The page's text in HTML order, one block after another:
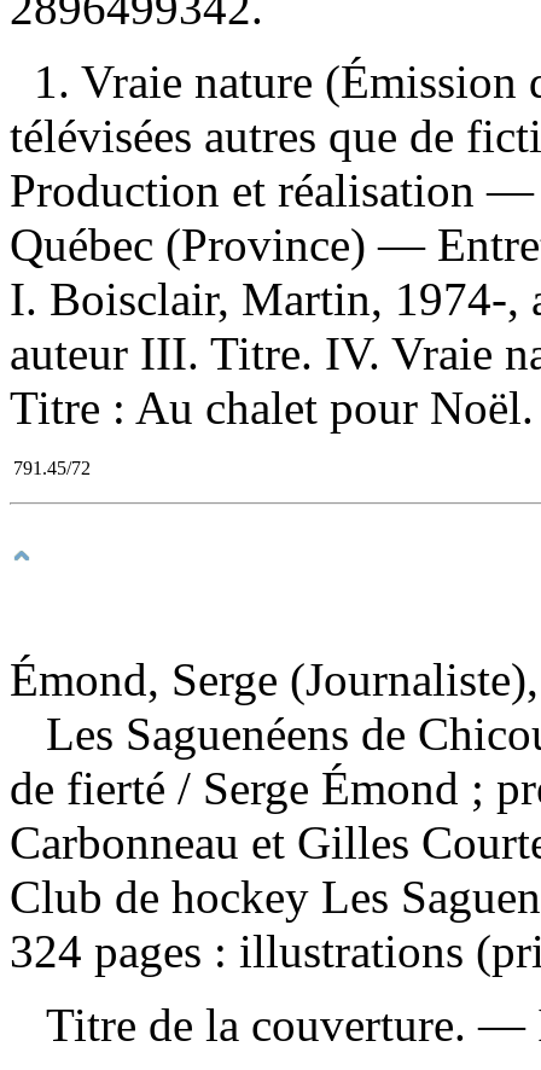
1. Vraie nature
télévisées autres que de
Production et réalisation
Québec (Province) —
I. Boisclair, Martin, 1974-,
auteur III. Titre. IV. Vraie
Titre : Au chalet pour Noël.
791.45/72
Émond, Serge
Les Saguenéens de
de fierté / Serge Émond ;
Carbonneau et Gilles
Club de hockey Les
324 pages : illustrations
Titre de la couverture. —